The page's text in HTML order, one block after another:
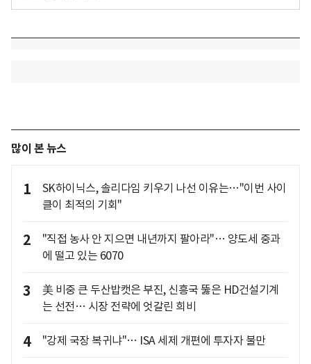
많이 본 뉴스
1
SK하이닉스, 솔리다임 키우기 나선 이유는…"이번 사이
클이 최적의 기회"
2
"직접 농사 안 지으면 내년까지 팔아라"… 양도세 중과
에 떨고 있는 6070
3
美 비중 큰 두산밥캣은 부진, 신흥국 뚫은 HD건설기계
는 선전… 시장 전략에 엇갈린 희비
4 "강제 국장 복귀냐"… ISA 세제 개편에 투자자 불만